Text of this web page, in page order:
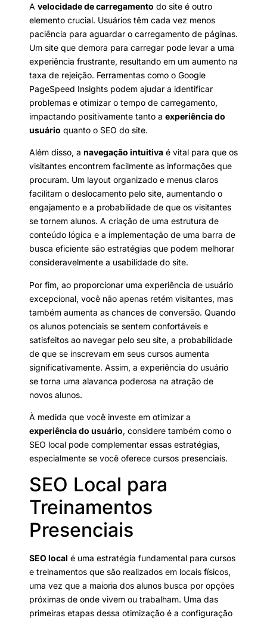
A velocidade de carregamento do site é outro
elemento crucial. Usuários têm cada vez menos
paciência para aguardar o carregamento de páginas.
Um site que demora para carregar pode levar a uma
experiência frustrante, resultando em um aumento na
taxa de rejeição. Ferramentas como o Google
PageSpeed Insights podem ajudar a identificar
problemas e otimizar o tempo de carregamento,
impactando positivamente tanto a experiência do
usuário quanto o SEO do site.
Além disso, a navegação intuitiva é vital para que os
visitantes encontrem facilmente as informações que
procuram. Um layout organizado e menus claros
facilitam o deslocamento pelo site, aumentando o
engajamento e a probabilidade de que os visitantes
se tornem alunos. A criação de uma estrutura de
conteúdo lógica e a implementação de uma barra de
busca eficiente são estratégias que podem melhorar
consideravelmente a usabilidade do site.
Por fim, ao proporcionar uma experiência de usuário
excepcional, você não apenas retém visitantes, mas
também aumenta as chances de conversão. Quando
os alunos potenciais se sentem confortáveis e
satisfeitos ao navegar pelo seu site, a probabilidade
de que se inscrevam em seus cursos aumenta
significativamente. Assim, a experiência do usuário
se torna uma alavanca poderosa na atração de
novos alunos.
À medida que você investe em otimizar a
experiência do usuário, considere também como o
SEO local pode complementar essas estratégias,
especialmente se você oferece cursos presenciais.
SEO Local para
Treinamentos
Presenciais
SEO local é uma estratégia fundamental para cursos
e treinamentos que são realizados em locais físicos,
uma vez que a maioria dos alunos busca por opções
próximas de onde vivem ou trabalham. Uma das
primeiras etapas dessa otimização é a configuração